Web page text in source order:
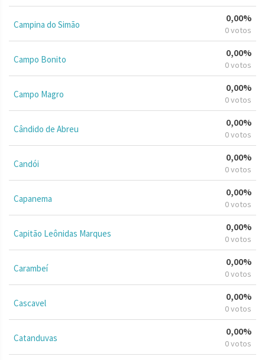
Campina do Simão
0,00%
0 votos
Campo Bonito
0,00%
0 votos
Campo Magro
0,00%
0 votos
Cândido de Abreu
0,00%
0 votos
Candói
0,00%
0 votos
Capanema
0,00%
0 votos
Capitão Leônidas Marques
0,00%
0 votos
Carambeí
0,00%
0 votos
Cascavel
0,00%
0 votos
Catanduvas
0,00%
0 votos